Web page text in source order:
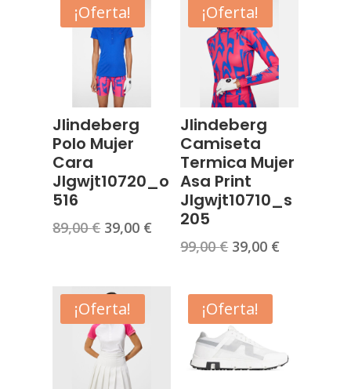
¡Oferta!
Jlindeberg
Polo Mujer
Cara
Jlgwjt10720_o
516
89,00€ El
era:
89,00 €.
39,00 €
precio
¡Oferta!
Jlindeberg
Camiseta
Termica Mujer
Asa Print
Jlgwjt10710_s
205
99,00€ El
era:
99,00 €.
39,00 €
¡Oferta! ¡Oferta!